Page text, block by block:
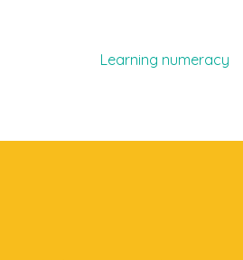
Learning numeracy